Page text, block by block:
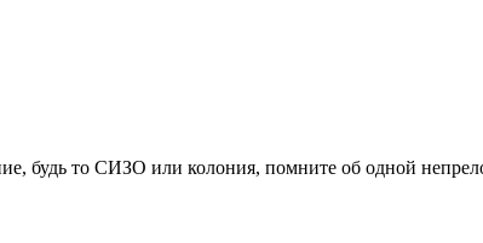
будь то СИЗО или колония, помните об одной